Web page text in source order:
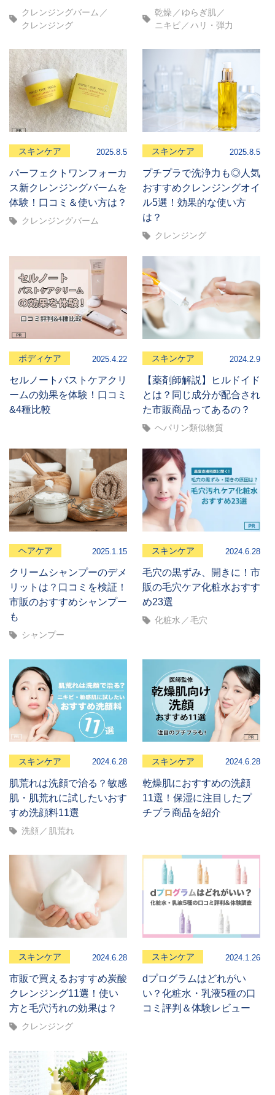
クレンジングバーム
クレンジング
乾燥
ゆらぎ肌
ニキビ
ハリ・弾力
スキンケア 2025.8.5
パーフェクトワンフォーカ
ス新クレンジングバームを
体験！口コミ＆使い方は？
クレンジングバーム
スキンケア 2025.8.5
プチプラで洗浄力も◎人気
おすすめクレンジングオイ
ル5選！効果的な使い方
は？
クレンジング
ボディケア 2025.4.22
セルノートバストケアクリ
ームの効果を体験！口コミ
&4種比較
スキンケア 2024.2.9
【薬剤師解説】ヒルドイド
とは？同じ成分が配合され
た市販商品ってあるの？
ヘパリン類似物質
ヘアケア 2025.1.15
クリームシャンプーのデメ
リットは？口コミを検証！
市販のおすすめシャンプー
も
シャンプー
スキンケア 2024.6.28
毛穴の黒ずみ、開きに！市
販の毛穴ケア化粧水おすす
め23選
化粧水 毛穴
スキンケア 2024.6.28
肌荒れは洗顔で治る？敏感
肌・肌荒れに試したいおす
すめ洗顔料11選
洗顔 肌荒れ
スキンケア 2024.6.28
乾燥肌におすすめの洗顔
11選！保湿に注目したプ
チプラ商品を紹介
スキンケア 2024.6.28
市販で買えるおすすめ炭酸
クレンジング11選！使い
方と毛穴汚れの効果は？
クレンジング
スキンケア 2024.1.26
dプログラムはどれがい
い？化粧水・乳液5種の口
コミ評判＆体験レビュー